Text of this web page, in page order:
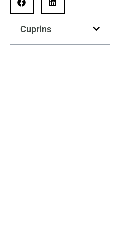
Cuprins